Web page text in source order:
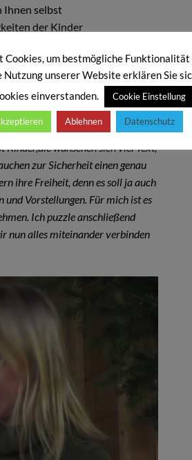
Ihnen selbst
der Kinder
und ihre eigenen Begabungen
einen groben Erzählstrang.
mit. Daheim entwickle ich dann
während des Schreibens stets
Kinder,die wünschen sich viel Text,
zur Sicherheit einen genau
ihre Freiheit, denn es soll ja auch
Vorstellungen. Für mich ist es
Ich puzzle anschließend
nun alles miteinander verbinden
Cookies, um bestmögliche Funktionalität
Nutzung unserer Website erklären Sie
einverstanden.
Cookie Einstellung
Ablehnen Datenschutz